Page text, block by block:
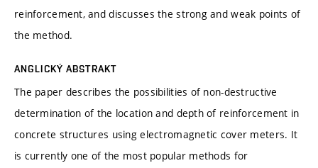
reinforcement, and discusses the strong and weak points of
the method.
ANGLICKÝ ABSTRAKT
The paper describes the possibilities of non-destructive
determination of the location and depth of reinforcement in
concrete structures using electromagnetic cover meters. It
is currently one of the most popular methods for